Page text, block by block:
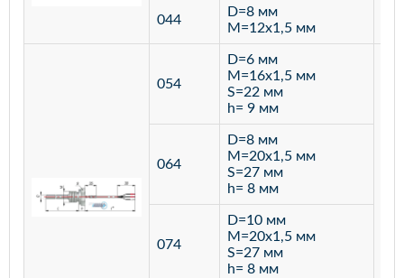
044
D=8 мм
M=12х1,5 мм
054
D=6 мм
M=16х1,5 мм
S=22 мм
h= 9 мм
064
D=8 мм
M=20х1,5 мм
S=27 мм
h= 8 мм
074
D=10 мм
M=20х1,5 мм
S=27 мм
h= 8 мм